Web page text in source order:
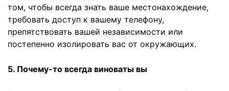
том, чтобы всегда знать ваше местонахождение,
требовать доступ к вашему телефону,
препятствовать вашей независимости или
постепенно изолировать вас от окружающих.
5. Почему-то всегда виноваты вы